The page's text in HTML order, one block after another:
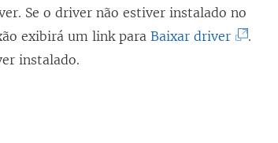
Se o driver não estiver instalado no
exibirá um link paraBaixar driver(
.
instalado.